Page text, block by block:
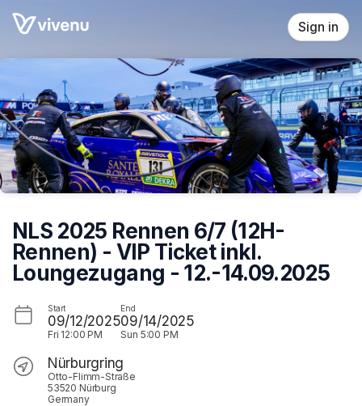
Skip header
Sign in
NLS 2025 Rennen 6/7 (12H-
Rennen) - VIP Ticket inkl.
Loungezugang - 12.-14.09.2025
Start
09/12/2025
Fri 12:00 PM
End
09/14/2025
Sun 5:00 PM
Nürburgring
Otto-Flimm-Straße
53520 Nürburg
Germany